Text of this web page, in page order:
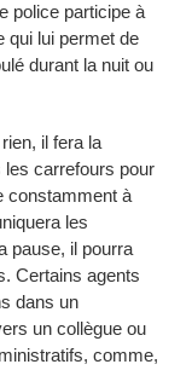
police participe à
qui lui permet de
durant la nuit ou
il fera la
carrefours pour
constamment à
les
pause, il pourra
Certains agents
dans un
un collègue ou
comme,